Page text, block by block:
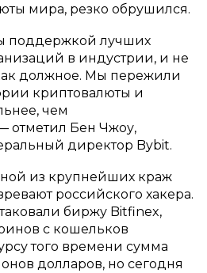
мира, резко обрушился.
поддержкой лучших
в индустрии, и не
должное. Мы пережили
криптовалюты и
чем
отметил Бен Чжоу,
директор Bybit.
из крупнейших краж
российского хакера.
биржу Bitfinex,
с кошельков
того времени сумма
долларов, но сегодня